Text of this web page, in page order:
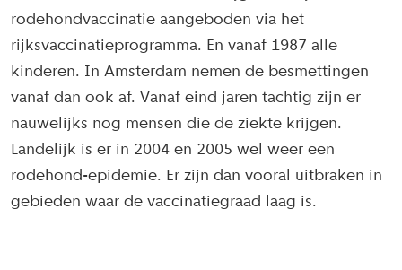
rodehondvaccinatie aangeboden via het
rijksvaccinatieprogramma. En vanaf 1987 alle
kinderen. In Amsterdam nemen de besmettingen
vanaf dan ook af. Vanaf eind jaren tachtig zijn er
nauwelijks nog mensen die de ziekte krijgen.
Landelijk is er in 2004 en 2005 wel weer een
rodehond-epidemie. Er zijn dan vooral uitbraken in
gebieden waar de vaccinatiegraad laag is.